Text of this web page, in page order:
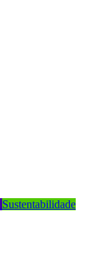
Sustentabilidade